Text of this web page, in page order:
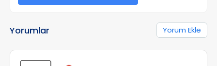
Yorumlar Yorum Ekle